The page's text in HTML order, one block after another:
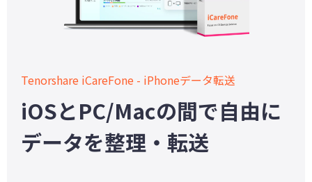
Tenorshare iCareFone - iPhoneデータ転送
iOSとPC/Macの間で自由に
データを整理・転送